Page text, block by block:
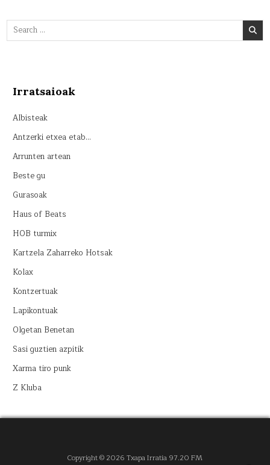
Search
for:
Irratsaioak
Albisteak
Antzerki etxea etab…
Arrunten artean
Beste gu
Gurasoak
Haus of Beats
HOB turmix
Kartzela Zaharreko Hotsak
Kolax
Kontzertuak
Lapikontuak
Olgetan Benetan
Sasi guztien azpitik
Xarma tiro punk
Z Kluba
Copyright © 2026 Txapa Irratia 97.20 FM